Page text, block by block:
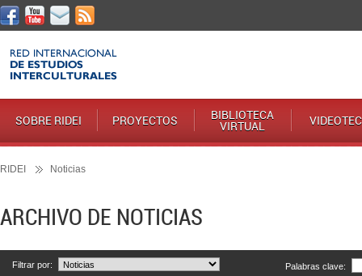
SOBRE RIDEI PROYECTOS BIBLIOTECA
VIRTUAL
RIDEI Noticias
ARCHIVO DE NOTICIAS
Filtrar por: Palabras clave: